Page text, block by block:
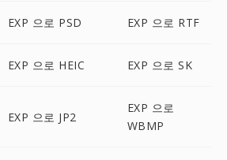
EXP 으로 PSD EXP 으로 RTF
EXP 으로 HEIC EXP 으로 SK
EXP 으로 JP2
EXP 으로
WBMP